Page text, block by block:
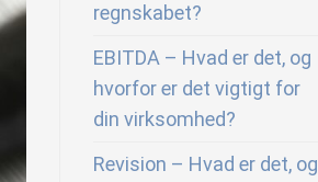
regnskabet?
EBITDA – Hvad er det, og
hvorfor er det vigtigt for
din virksomhed?
Revision – Hvad er det, og